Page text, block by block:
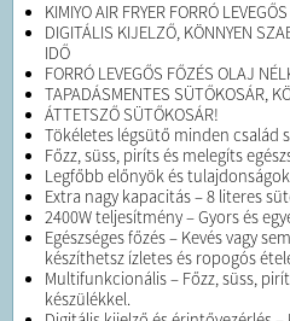
KIMIYO AIR FRYER FORRÓ
DIGITÁLIS KIJELZŐ, KÖNNYEN
IDŐ
FORRÓ LEVEGŐS FŐZÉS OLAJ
TAPADÁSMENTES SÜTŐKOSÁR,
ÁTTETSZŐ SÜTŐKOSÁR!
Tökéletes légsütő minden család
Főzz, süss, piríts és melegíts
Legfőbb előnyök és
Extra nagy kapacitás – 8 literes
2400W teljesítmény – Gyors és
Egészséges főzés – Kevés vagy
készíthetsz ízletes és ropogós
Multifunkcionális – Főzz, süss,
készülékkel.